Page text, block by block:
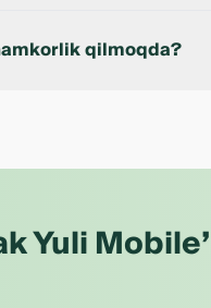
qilmoqda?
Yuli